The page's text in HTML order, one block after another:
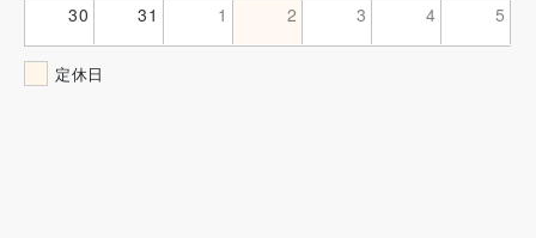
30
31 1 2 3 4 5
定休日